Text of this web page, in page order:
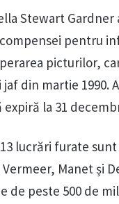
Stewart Gardner
pentru
picturilor,
din martie 1990.
expiră la 31
lucrări furate
Manet și
de peste 500 de